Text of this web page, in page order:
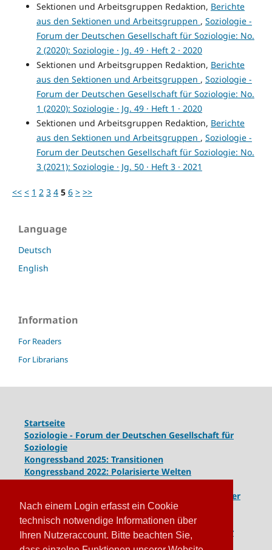
Nach einem Login erfasst ein Cookie
technisch notwendige Informationen über
Ihren Nutzeraccount. Bitte beachten Sie,
Sektionen und Arbeitsgruppen Redaktion, Berichte
aus den Sektionen und Arbeitsgruppen , Soziologie -
Forum der Deutschen Gesellschaft für Soziologie: No.
2 (2020): Soziologie · Jg. 49 · Heft 2 · 2020
Sektionen und Arbeitsgruppen Redaktion, Berichte
aus den Sektionen und Arbeitsgruppen , Soziologie -
Forum der Deutschen Gesellschaft für Soziologie: No.
1 (2020): Soziologie · Jg. 49 · Heft 1 · 2020
Sektionen und Arbeitsgruppen Redaktion, Berichte
aus den Sektionen und Arbeitsgruppen , Soziologie -
Forum der Deutschen Gesellschaft für Soziologie: No.
3 (2021): Soziologie · Jg. 50 · Heft 3 · 2021
<< < 1 2 3 4 5 6 > >>
Language
Deutsch
English
Information
For Readers
For Librarians
Startseite
Soziologie - Forum der Deutschen Gesellschaft für
Soziologie
Kongressband 2025: Transitionen
Kongressband 2022: Polarisierte Welten
Komplexe Dynamiken globaler
und lokaler Entwicklungen
Kongressband 2016: Geschlossene Gesellschaften
Kongressband 2014: Routinen der Krise - Krise der
Routinen